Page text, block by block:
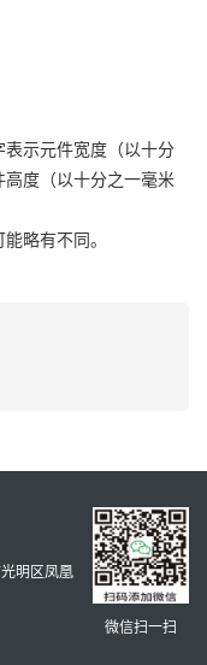
示元件宽度（以十分
度（以十分之一毫米
略有不同。
微信扫一扫
明区凤凰